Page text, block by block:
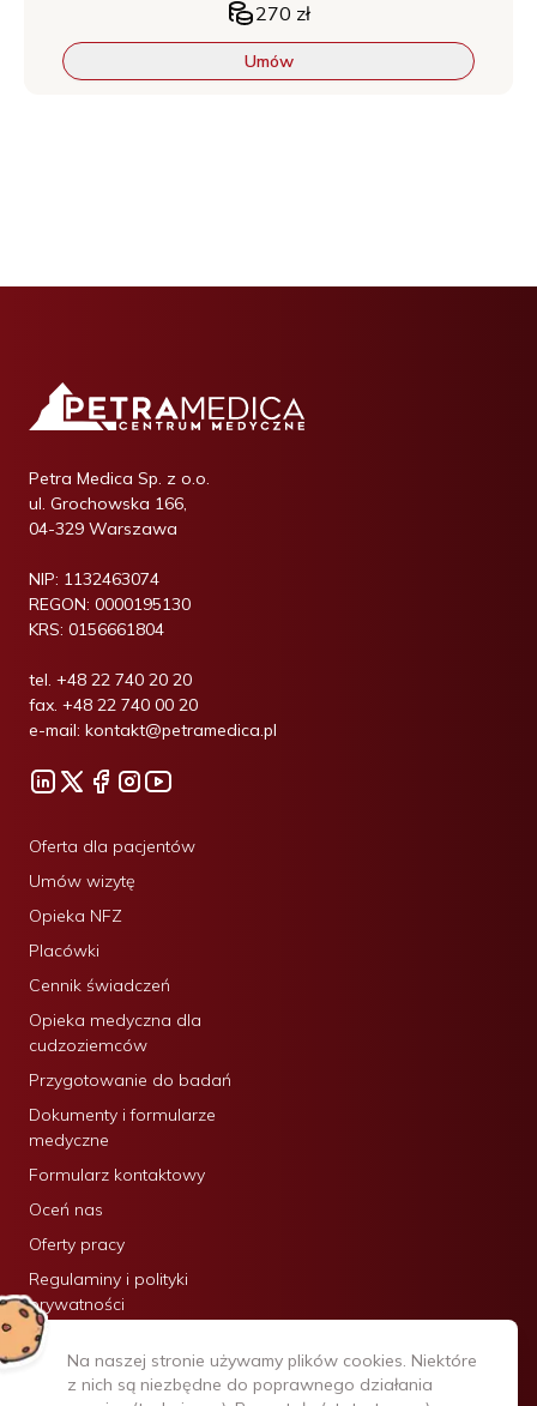
270 zł
Umów
Petra Medica Sp. z o.o.
ul. Grochowska 166,
04-329 Warszawa
NIP: 1132463074
REGON: 0000195130
KRS: 0156661804
tel. +48 22 740 20 20
fax. +48 22 740 00 20
e-mail: kontakt@petramedica.pl
Oferta dla pacjentów
Umów wizytę
Opieka NFZ
Placówki
Cennik świadczeń
Opieka medyczna dla
cudzoziemców
Przygotowanie do badań
Dokumenty i formularze
medyczne
Formularz kontaktowy
Oceń nas
Oferty pracy
Regulaminy i polityki
prywatności
Certyfikaty:
Na naszej stronie używamy plików cookies. Niektóre
z nich są niezbędne do poprawnego działania